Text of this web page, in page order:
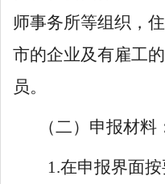
师事务所等组织，
市的企业及有雇工
员。
（二）申报材料
1.在申报界面按